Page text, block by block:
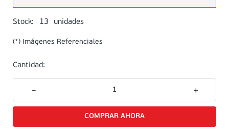
Stock: 13 unidades
(*) Imágenes Referenciales
Cantidad:
＋
－